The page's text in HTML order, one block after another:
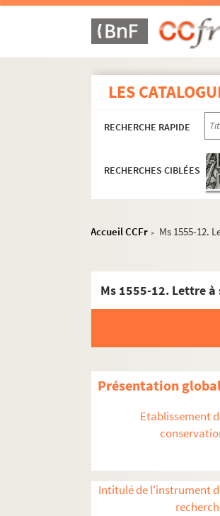
LES
RECHERCHE RAPIDE
RECHERCHES CIBLÉES
Accueil CCFr > Ms 1555-12.
Présentation
Etablissement
Intitulé de l'instrument
Ondine Valmore
Correspondance
Lettres écrites
Ms 1553-5-
Ms 1555-
Ms
Ms 1555-